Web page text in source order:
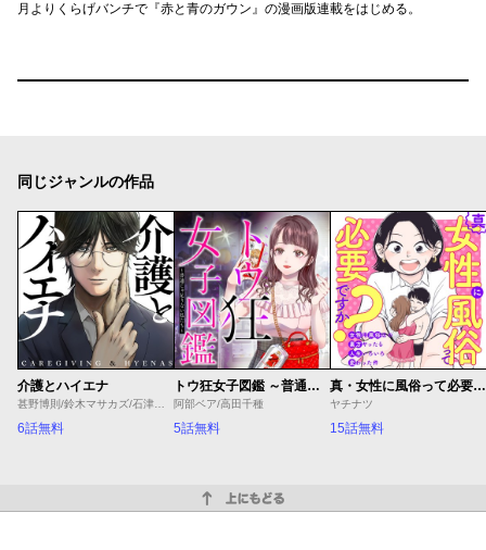
月よりくらげバンチで『赤と青のガウン』の漫画版連載をはじめる。
同じジャンルの作品
介護とハイエナ
甚野博則/鈴木マサカズ/石津のぞみ
6話無料
トウ狂女子図鑑 ～普通じゃ足りない私たち～
阿部ベア/高田千種
5話無料
真・女性に風俗って必要ですか？～女性用風俗店の裏方やったら人生いろいろ変わった件～
ヤチナツ
15話無料